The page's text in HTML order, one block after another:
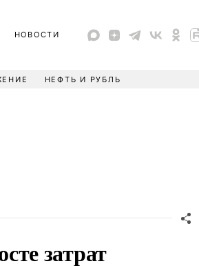
НОВОСТИ
НЕФТЬ И РУБЛЬ
затрат